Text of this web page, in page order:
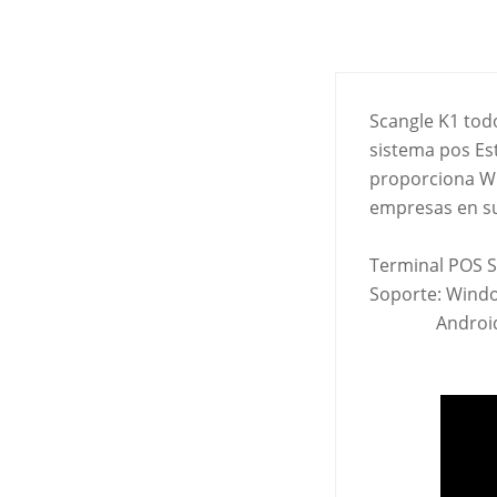
Scangle K1
sistema pos
proporciona
empresas en
Terminal POS
Soporte:
Android